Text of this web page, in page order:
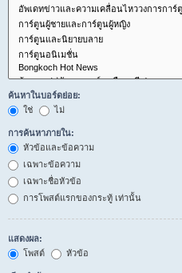
ค้นหาในบอร์ดย่อย:
ใช่
ไม่
การค้นหาภายใน:
หัวข้อและข้อความ
เฉพาะข้อความ
เฉพาะชื่อหัวข้อ
การโพสต์แรกของกระทู้ เท่านั้น
แสดงผล:
โพสต์
หัวข้อ